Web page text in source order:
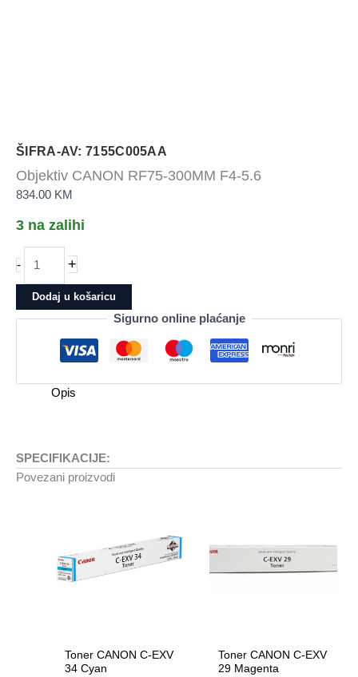
ŠIFRA-AV: 7155C005AA
Objektiv CANON RF75-300MM F4-5.6
834.00 KM
3 na zalihi
-
CANON
RF75-
300MM
količina
+
Dodaj u košaricu
Sigurno online plaćanje
Opis
SPECIFIKACIJE:
Povezani proizvodi
Toner CANON C-EXV
34 Cyan
Toner CANON C-EXV
29 Magenta